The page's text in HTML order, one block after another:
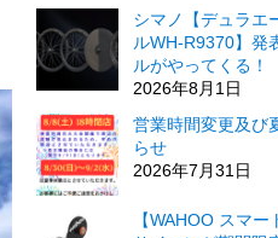
シマノ【デュラエ
ルWH-R9370】発
ルがやってくる！
2026年8月1日
営業時間変更及び
らせ
2026年7月31日
【WAHOO スマ